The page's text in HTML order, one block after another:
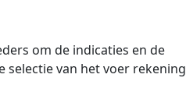
om de indicaties en de
van het voer rekening